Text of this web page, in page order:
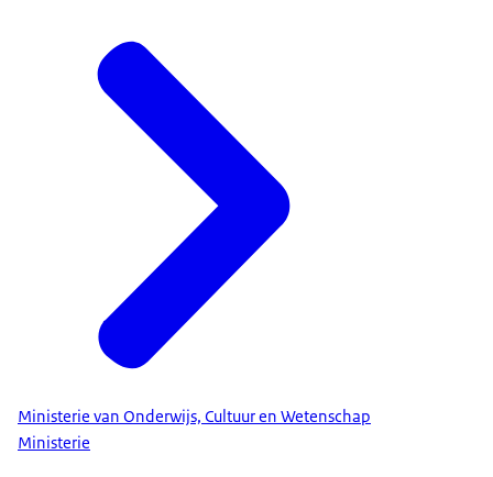
Ministerie van Onderwijs, Cultuur en Wetenschap
Ministerie